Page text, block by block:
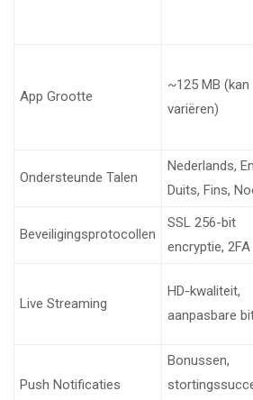
App Grootte
~125 MB (kan
variëren)
Ondersteunde Talen
Nederlands,
Duits, Fins,
Beveiligingsprotocollen
SSL 256-bit
encryptie, 2FA
Live Streaming
HD-kwaliteit,
aanpasbare
Push Notificaties
Bonussen,